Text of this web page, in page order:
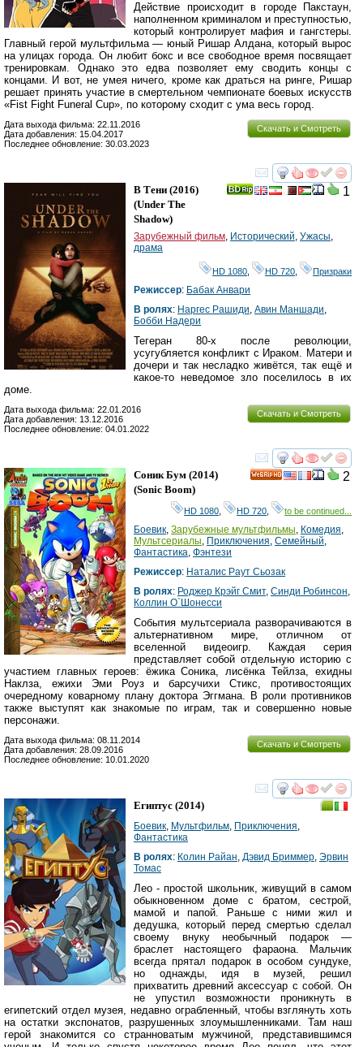
Действие происходит в городе Пакстаун,
наполненном криминалом и преступностью,
который контролирует мафия и гангстеры.
Главный герой мультфильма — юный Ришар Алдана, который вырос
на улицах города. Он любит бокс и все свободное время посвящает
тренировкам. Однако это едва позволяет ему сводить концы с
концами. И вот, не умея ничего, кроме как драться на ринге, Ришар
решает принять участие в смертельном чемпионате боевых искусств
«Fist Fight Funeral Cup», по которому сходит с ума весь город.
Скачать и Смотреть
Дата выхода фильма: 22.11.2016
Дата добавления: 15.04.2017
Последнее обновление: 30.03.2023
смотреть
1
В Тени (2016)
(Under The
Shadow)
Зарубежный фильм, Исторический, Ужасы,
драма
HD 1080 HD 720 Призраки
Режиссер: Бабак Анвари
В ролях: Наргес Рашиди, Авин Маншади,
Бобби Надери
Тегеран 80-х после революции,
усугубляется конфликт с Ираком. Матери и
дочери и так несладко живётся, так ещё и
какое-то неведомое зло поселилось в их
доме.
Скачать и Смотреть
Дата выхода фильма: 22.01.2016
Дата добавления: 13.12.2016
Последнее обновление: 04.01.2022
смотреть
2
Соник Бум (2014)
(Sonic Boom)
HD 1080 HD 720 to be continued...
Боевик, Зарубежные мультфильмы, Комедия,
Мультсериалы, Приключения, Семейный,
Фантастика, Фэнтези
Режиссер: Наталис Раут Сьозак
В ролях: Роджер Крэйг Смит, Синди Робинсон,
Коллин О`Шонесси
События мультсериала разворачиваются в
альтернативном мире, отличном от
вселенной видеоигр. Каждая серия
представляет собой отдельную историю с
участием главных героев: ёжика Соника, лисёнка Тейлза, ехидны
Наклза, ежихи Эми Роуз и барсучихи Стикс, противостоящих
очередному коварному плану доктора Эггмана. В роли противников
также выступят как знакомые по играм, так и совершенно новые
персонажи.
Скачать и Смотреть
Дата выхода фильма: 08.11.2014
Дата добавления: 28.09.2016
Последнее обновление: 10.01.2020
смотреть
Египтус (2014)
Боевик Мультфильм Приключения
Фантастика
В ролях: Колин Райан Дэвид Бриммер Эрвин
Томас
Лео - простой школьник, живущий в самом
обыкновенном доме с братом, сестрой,
мамой и папой. Раньше с ними жил и
дедушка, который перед смертью сделал
своему внуку необычный подарок —
браслет настоящего фараона. Мальчик
всегда прятал подарок в особом сундуке,
но однажды, идя в музей, решил
прихватить древний аксессуар с собой. Он
не упустил возможности проникнуть в
египетский отдел музея, недавно ограбленный, чтобы взглянуть хоть
на остатки экспонатов, разрушенных злоумышленниками. Там наш
герой знакомится со странноватым мужчиной, представившимся